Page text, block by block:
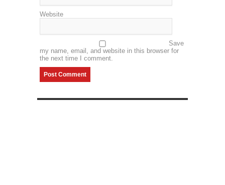
Website
Save
my name, email, and website in this browser for
the next time I comment.